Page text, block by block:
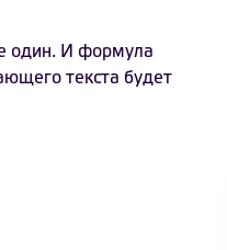
один. И формула
текста будет